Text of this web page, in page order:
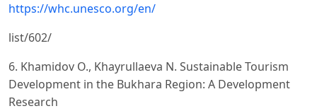
https://whc.unesco.org/en/
list/602/
6. Khamidov O., Khayrullaeva N. Sustainable Tourism
Development in the Bukhara Region: A Development
Research